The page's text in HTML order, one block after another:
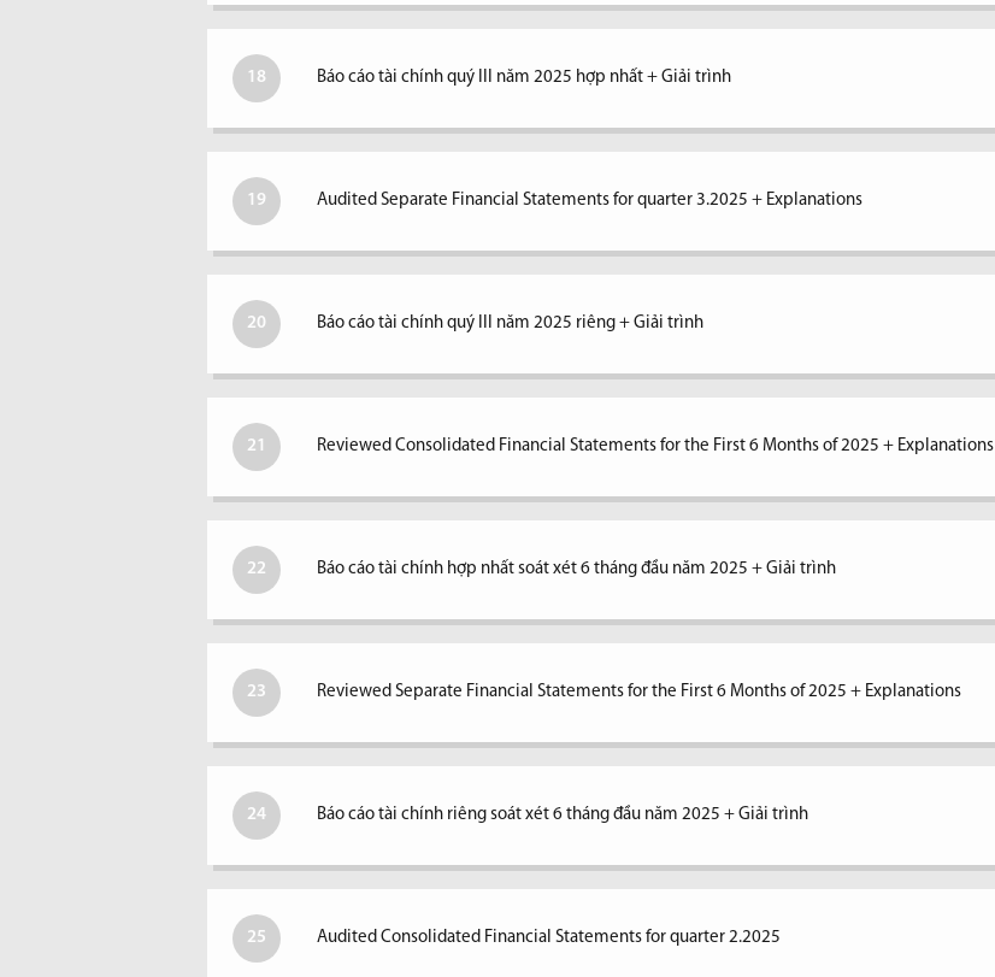
18 Báo cáo tài chính quý III năm 2025 hợp nhất + Giải trình
19 Audited Separate Financial Statements for quarter 3.2025 + Explanations
20 Báo cáo tài chính quý III năm 2025 riêng + Giải trình
21 Reviewed Consolidated Financial Statements for the First 6 Months of 2025 + Explanations
22 Báo cáo tài chính hợp nhất soát xét 6 tháng đầu năm 2025 + Giải trình
23 Reviewed Separate Financial Statements for the First 6 Months of 2025 + Explanations
24 Báo cáo tài chính riêng soát xét 6 tháng đầu năm 2025 + Giải trình
25 Audited Consolidated Financial Statements for quarter 2.2025